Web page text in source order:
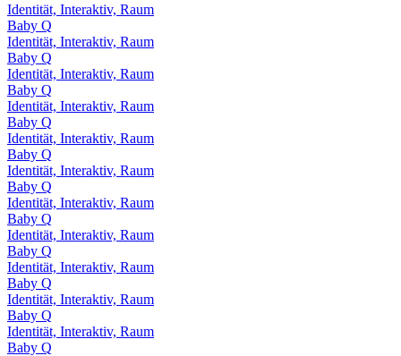
Identität, Interaktiv, Raum
Baby Q
Identität, Interaktiv, Raum
Baby Q
Identität, Interaktiv, Raum
Baby Q
Identität, Interaktiv, Raum
Baby Q
Identität, Interaktiv, Raum
Baby Q
Identität, Interaktiv, Raum
Baby Q
Identität, Interaktiv, Raum
Baby Q
Identität, Interaktiv, Raum
Baby Q
Identität, Interaktiv, Raum
Baby Q
Identität, Interaktiv, Raum
Baby Q
Identität, Interaktiv, Raum
Baby Q